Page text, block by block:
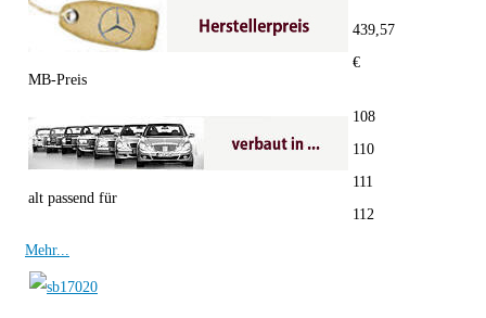
MB-Preis
439,57
€
alt passend für
108
110
111
112
Mehr...